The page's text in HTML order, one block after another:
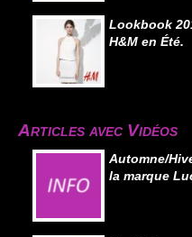
Lookbook
H&M en Été.
Articles avec Vidéos
Automne/
la marque